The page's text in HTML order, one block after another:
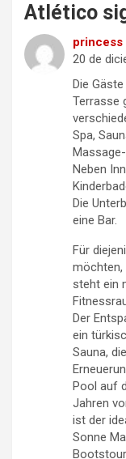
Atlético
princess
20 de
Die
Terrasse
Spa,
Neben
Die
eine Bar.
Für
möchten,
steht ein
Der
ein
Sauna,
Pool auf
Jahren
ist der
Sonne
Bootstour